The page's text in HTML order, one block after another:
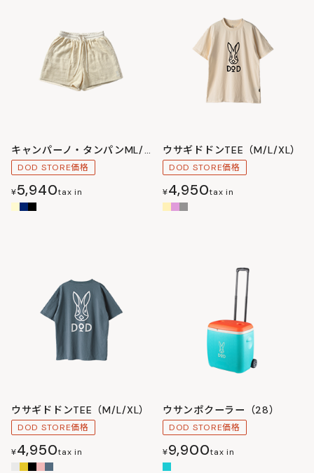
キャンパーノ・タンパンML/LXL
DOD STORE価格
¥5,940tax in
ウサギドドンTEE（M/L/XL）
DOD STORE価格
¥4,950tax in
ウサギドドンTEE（M/L/XL）
DOD STORE価格
¥4,950tax in
ウサンポクーラー（28）
DOD STORE価格
¥9,900tax in